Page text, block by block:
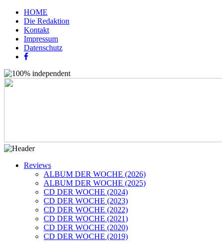
HOME
Die Redaktion
Kontakt
Impressum
Datenschutz
Reviews
ALBUM DER WOCHE (2026)
ALBUM DER WOCHE (2025)
CD DER WOCHE (2024)
CD DER WOCHE (2023)
CD DER WOCHE (2022)
CD DER WOCHE (2021)
CD DER WOCHE (2020)
CD DER WOCHE (2019)